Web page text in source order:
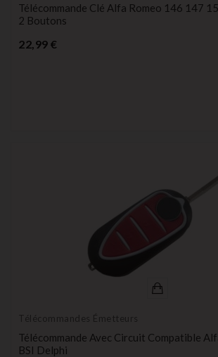
Télécommande Clé Alfa Romeo 146 147
2 Boutons
22,99 €
Télécommandes Émetteurs
Télécommande Avec Circuit Compatible
BSI Delphi